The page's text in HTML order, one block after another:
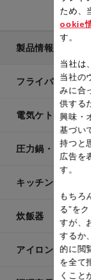
製品情報
フライパン・鍋
電気ケトル
圧力鍋・電気圧
キッチン用品
炊飯器
アイロン・衣類
ため、
ookie
す。
当社は
当社の
みに合
供する
興味・
基づい
持つと
広告を
す。
もちろ
る”を
すが、
するか
的に閲
を全て
くこと